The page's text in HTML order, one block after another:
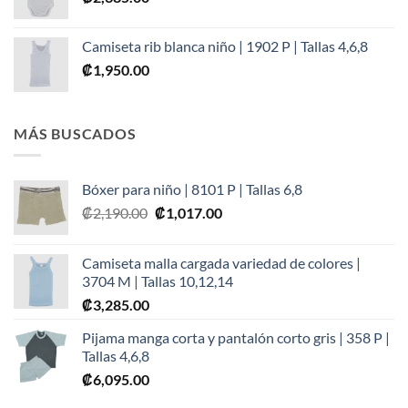
Camiseta rib blanca niño | 1902 P | Tallas 4,6,8
₡1,950.00
MÁS BUSCADOS
Bóxer para niño | 8101 P | Tallas 6,8
₡2,190.00 Original
₡2,190.00.
₡1,017.00Current
₡1,017.00.
Camiseta malla cargada variedad de colores |
3704 M | Tallas 10,12,14
₡3,285.00
Pijama manga corta y pantalón corto gris | 358 P |
Tallas 4,6,8
₡6,095.00